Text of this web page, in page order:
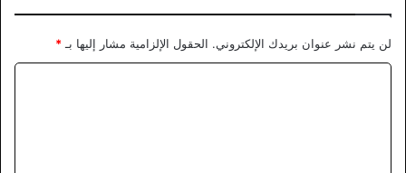
لن يتم نشر عنوان بريدك الإلكتروني. الحقول الإلزامية مشار إليها بـ*